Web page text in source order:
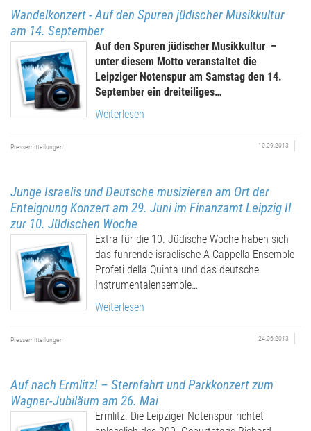
Wandelkonzert - Auf den Spuren jüdischer Musikkultur
am 14. September
Auf den Spuren jüdischer Musikkultur –
unter diesem Motto veranstaltet die
Leipziger Notenspur am Samstag den 14.
September ein dreiteiliges…
Weiterlesen
10.09.2013
Pressemitteilungen
Junge Israelis und Deutsche musizieren am Ort der
Enteignung Konzert am 29. Juni im Finanzamt Leipzig II
zur 10. Jüdischen Woche
Extra für die 10. Jüdische Woche haben sich
das führende israelische A Cappella Ensemble
Profeti della Quinta und das deutsche
Instrumentalensemble…
Weiterlesen
24.06.2013
Pressemitteilungen
Auf nach Ermlitz! – Sternfahrt und Parkkonzert zum
Wagner-Jubiläum am 26. Mai
Ermlitz. Die Leipziger Notenspur richtet